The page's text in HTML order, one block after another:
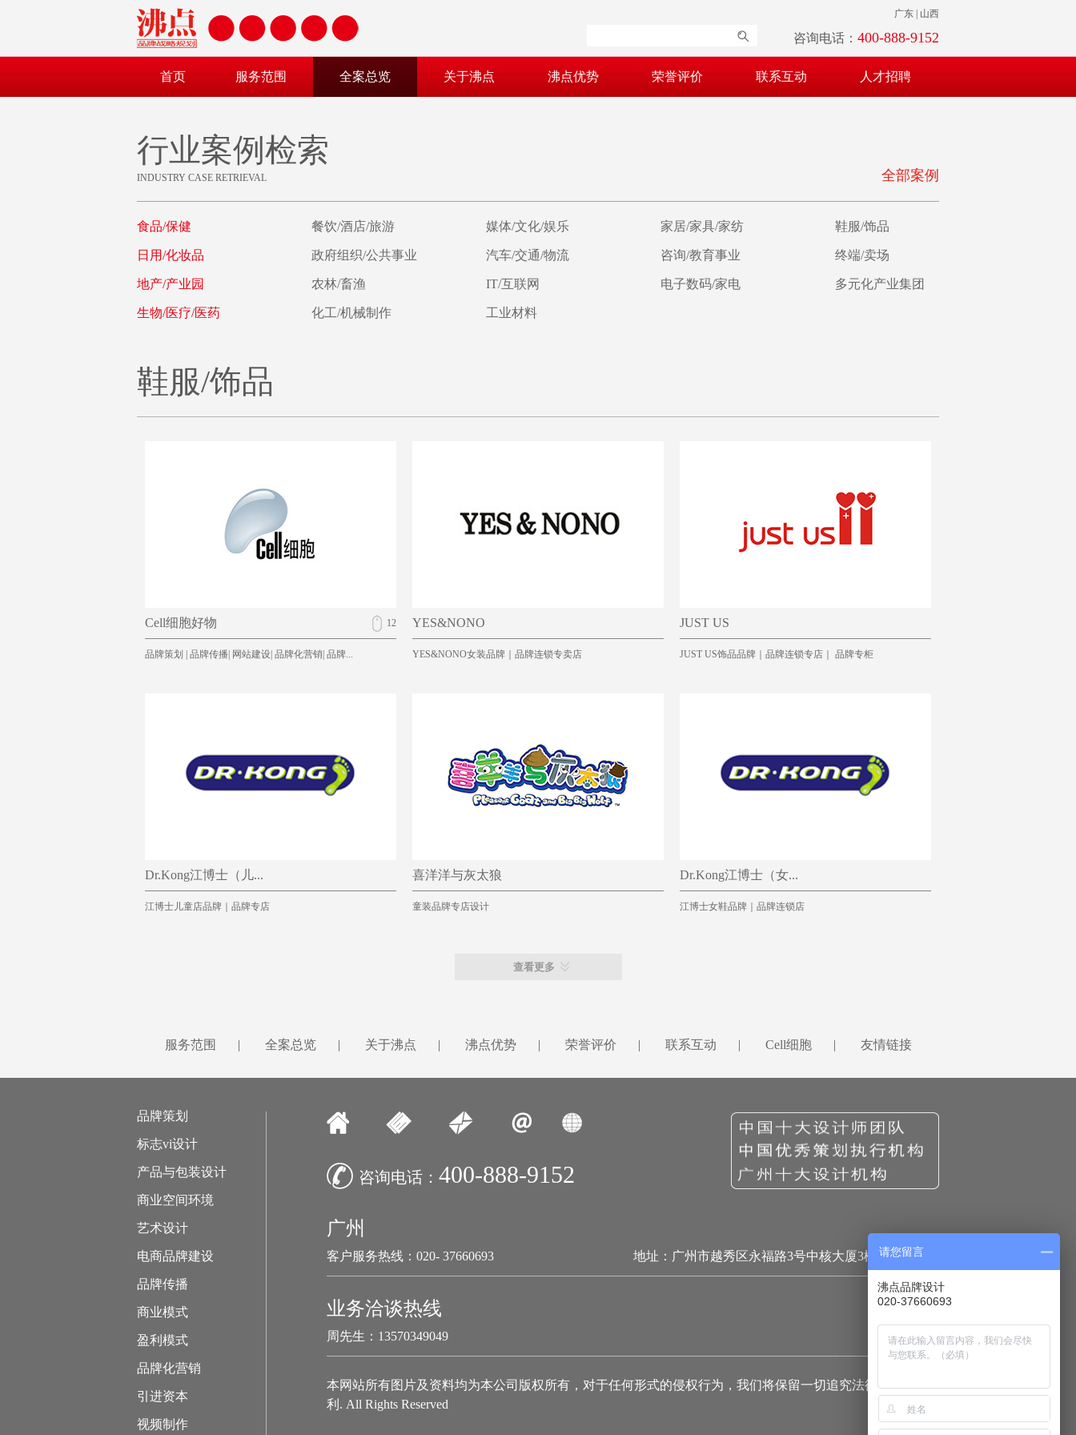
广东 | 山西
咨询电话： 400-888-9152
首页 服务范围 全案总览 关于沸点 沸点优势 荣誉评价 联系互动 人才招聘
全部案例
行业案例检索
INDUSTRY CASE RETRIEVAL
食品/保健 餐饮/酒店/旅游 媒体/文化/娱乐 家居/家具/家纺 鞋服/饰品
日用/化妆品 政府组织/公共事业 汽车/交通/物流 咨询/教育事业 终端/卖场
地产/产业园 农林/畜渔 IT/互联网 电子数码/家电 多元化产业集团
生物/医疗/医药 化工/机械制作 工业材料
鞋服/饰品
12
Cell细胞好物
品牌策划 | 品牌传播| 网站建设| 品牌化营销| 品牌...
YES&NONO
YES&NONO女装品牌｜品牌连锁专卖店
JUST US
JUST US饰品品牌｜品牌连锁专店｜ 品牌专柜
Dr.Kong江博士（儿...
江博士儿童店品牌｜品牌专店
喜洋洋与灰太狼
童装品牌专店设计
Dr.Kong江博士（女...
江博士女鞋品牌｜品牌连锁店
查看更多
服务范围 | 全案总览 | 关于沸点 | 沸点优势 | 荣誉评价 | 联系互动 | Cell细胞 | 友情链接
品牌策划
标志vi设计
产品与包装设计
商业空间环境
艺术设计
电商品牌建设
品牌传播
商业模式
盈利模式
品牌化营销
引进资本
视频制作
咨询电话： 400-888-9152
广州
地址：广州市越秀区永福路3号中核大厦3楼
客户服务热线：020- 37660693
业务洽谈热线
周先生：13570349049
本网站所有图片及资料均为本公司版权所有，对于任何形式的侵权行为，我们将保留一切追究法律责任的权
利. All Rights Reserved
请您留言
沸点品牌设计
020-37660693